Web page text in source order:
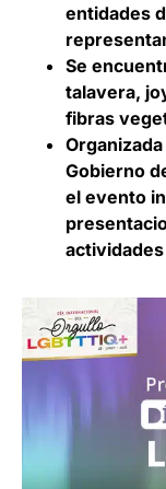
entidades
Se
talavera,
fibras
Gobierno
el evento